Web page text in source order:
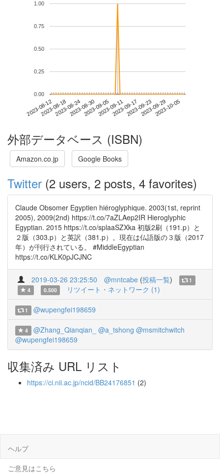
2023-08-122023-08-182023-08-242023-08-302023-09-052023-09-112023-09-172023-09-232023-09-292023-10-05
0.00
0.25
0.50
0.75
1.00
外部データベース (ISBN)
Amazon.co.jp Google Books
Twitter (2 users, 2 posts, 4 favorites)
Claude Obsomer Egyptien hiéroglyphique. 2003(1st, reprint
2005), 2009(2nd) https://t.co/7aZLAep2IR Hieroglyphic
Egyptian. 2015 https://t.co/splaaSZXka 初版2刷（191.p）と
２版（303.p）と英訳（381.p）。現在は仏語版の３版（2017
年）が刊行されている。 #MiddleEgyptian
https://t.co/KLK0pJCJNC
2019-03-26 23:25:50 @mntcabe (投稿一覧)
1
4
0.500 リツイート・ネットワーク (1)
1 @wupengfei198659
4 @Zhang_Qianqian_ @a_tshong @msmitchwitch
@wupengfei198659
収集済み URL リスト
https://ci.nii.ac.jp/ncid/BB24176851 (2)
ヘルプ
ご意見はこちら